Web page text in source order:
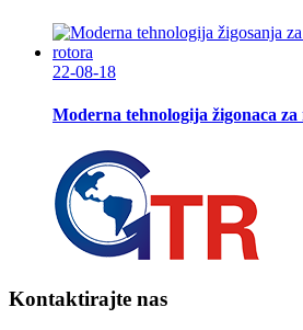
22-08-18
Moderna tehnologija žigonaca
Kontaktirajte nas